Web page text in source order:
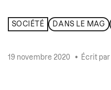
SOCIÉTÉ DANS LE MAG
19 novembre 2020 • Écrit par